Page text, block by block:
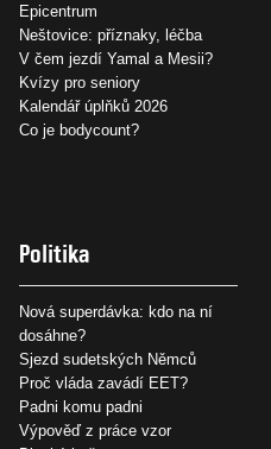
Epicentrum
Neštovice: příznaky, léčba
V čem jezdí Yamal a Mesii?
Kvízy pro seniory
Kalendář úplňků 2026
Co je bodycount?
Politika
Nová superdávka: kdo na ní
dosáhne?
Sjezd sudetských Němců
Proč vláda zavádí EET?
Padni komu padni
Výpověď z práce vzor